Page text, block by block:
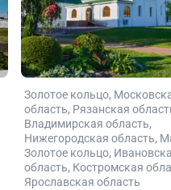
Золотое кольцо
область Рязанская
Владимирская область
Нижегородская область
Золотое кольцо
область Костромская
Ярославская область